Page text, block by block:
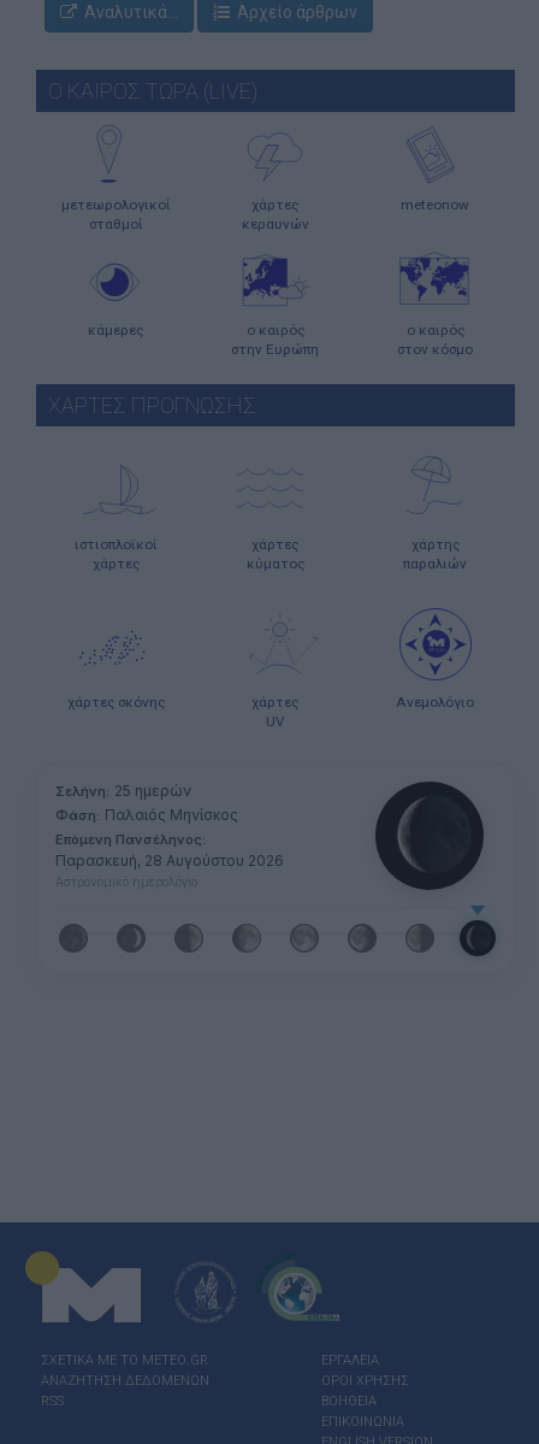
Αναλυτικά... Αρχείο άρθρων
Ο ΚΑΙΡΟΣ ΤΩΡΑ (LIVE)
μετεωρολογικοί
σταθμοί
χάρτες
κεραυνών
meteonow
κάμερες
ο καιρός
στην Ευρώπη
ο καιρός
στον κόσμο
ΧΑΡΤΕΣ ΠΡΟΓΝΩΣΗΣ
ιστιοπλοϊκοί
χάρτες
χάρτες
κύματος
χάρτης
παραλιών
χάρτες σκόνης
χάρτες
UV
Ανεμολόγιο
Σελήνη: 25 ημερών
Φάση: Παλαιός Μηνίσκος
Επόμενη Πανσέληνος:
Παρασκευή, 28 Αυγούστου 2026
Αστρονομικό ημερολόγιο
ΣΧΕΤΙΚΑ ΜΕ ΤΟ ΜΕΤΕΟ.GR
ΑΝΑΖΗΤΗΣΗ ΔΕΔΟΜΕΝΩΝ
RSS
ΕΡΓΑΛΕΙΑ
ΟΡΟΙ ΧΡΗΣΗΣ
ΒΟΗΘΕΙΑ
ΕΠΙΚΟΙΝΩΝΙΑ